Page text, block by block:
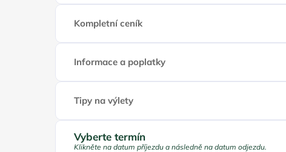
Kompletní ceník
Informace a poplatky
Tipy na výlety
Vyberte termín
Klikněte na datum příjezdu a následně na datum odjezdu.